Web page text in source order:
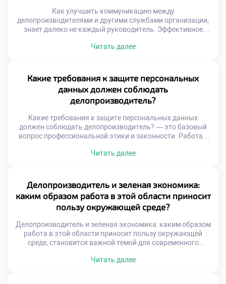
Как улучшить коммуникацию между
делопроизводителями и другими службами организации,
знает далеко не каждый руководитель. Эффективное
успешной работы всей компании. Документооборот
определяет скорость бизнес-процессов и общую
результативность. Конфликты и задержки часто
возникают из-за непонимания специфики смежных
функций. Сотрудники видят только свою […]
Читать далее
Какие требования к защите персональных
данных должен соблюдать
делопроизводитель?
Какие требования к защите персональных данных
должен соблюдать делопроизводитель? — это базовый
вопрос профессиональной этики и законности. Работа с
информации сотрудников и клиентов. Нарушение
Делопроизводитель выступает первым рубежом защиты
чувствительных сведений. Понимание норм безопасности
является обязательной компетенцией современного
сотрудника. […]
Читать далее
Делопроизводитель и зеленая экономика:
каким образом работа в этой области приносит
пользу окружающей среде?
Делопроизводитель и зеленая экономика: каким образом
работа в этой области приносит пользу окружающей
среде, становится важной темой для современного
начинается с грамотного управления ресурсами.
Читать далее